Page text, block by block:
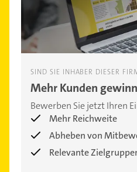
SIND SIE INHABER DIESER
Mehr Kunden
Bewerben Sie jetzt Ihren
Mehr Reichweite
Abheben von
Relevante